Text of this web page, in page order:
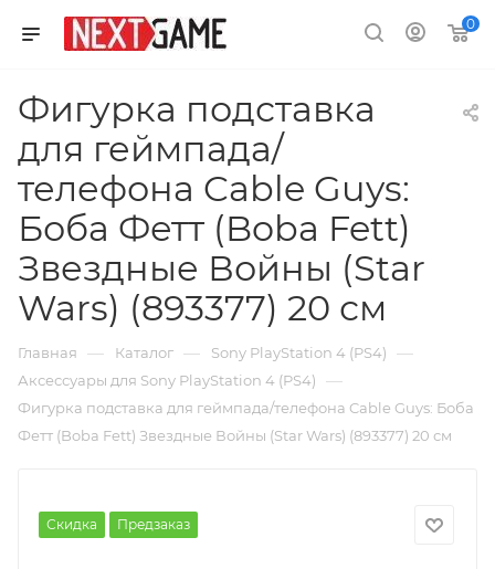
0
Фигурка подставка
для геймпада/
телефона Cable Guys:
Боба Фетт (Boba Fett)
Звездные Войны (Star
Wars) (893377) 20 см
Главная — Каталог — Sony PlayStation 4 (PS4) —
Аксессуары для Sony PlayStation 4 (PS4) —
Фигурка подставка для геймпада/телефона Cable Guys: Боба
Фетт (Boba Fett) Звездные Войны (Star Wars) (893377) 20 см
Скидка Предзаказ